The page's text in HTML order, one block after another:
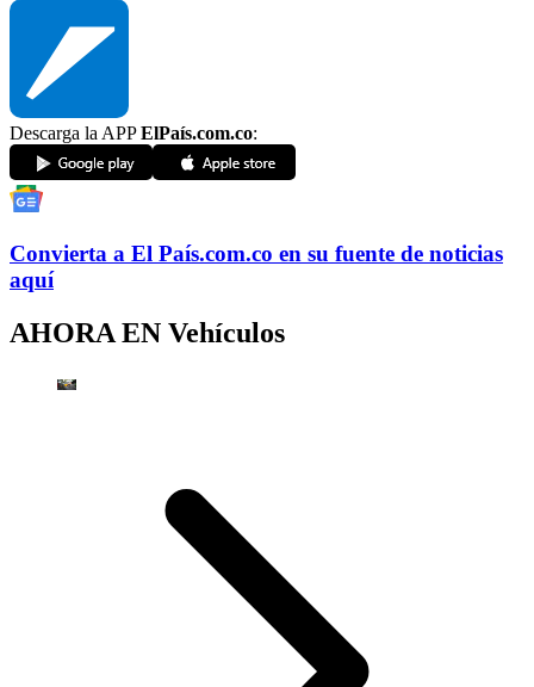
Descarga la APPElPaís.com.co:
Convierta a El País.com.co en su fuente de noticias
aquí
AHORA EN Vehículos